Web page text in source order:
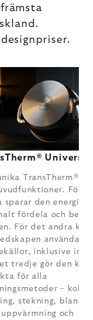
TransTherm®-
För
sparar den energi
fördela och
För det andra kan
användas
inklusive
tredje gör den
för alla
–
stekning,
och